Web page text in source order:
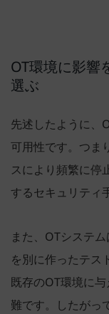
OT環境に影響
選ぶ
先述したように、
可用性です。つま
スにより頻繁に停
するセキュリティ
また、OTシステ
を別に作ったテス
既存のOT環境に
難です。したがっ